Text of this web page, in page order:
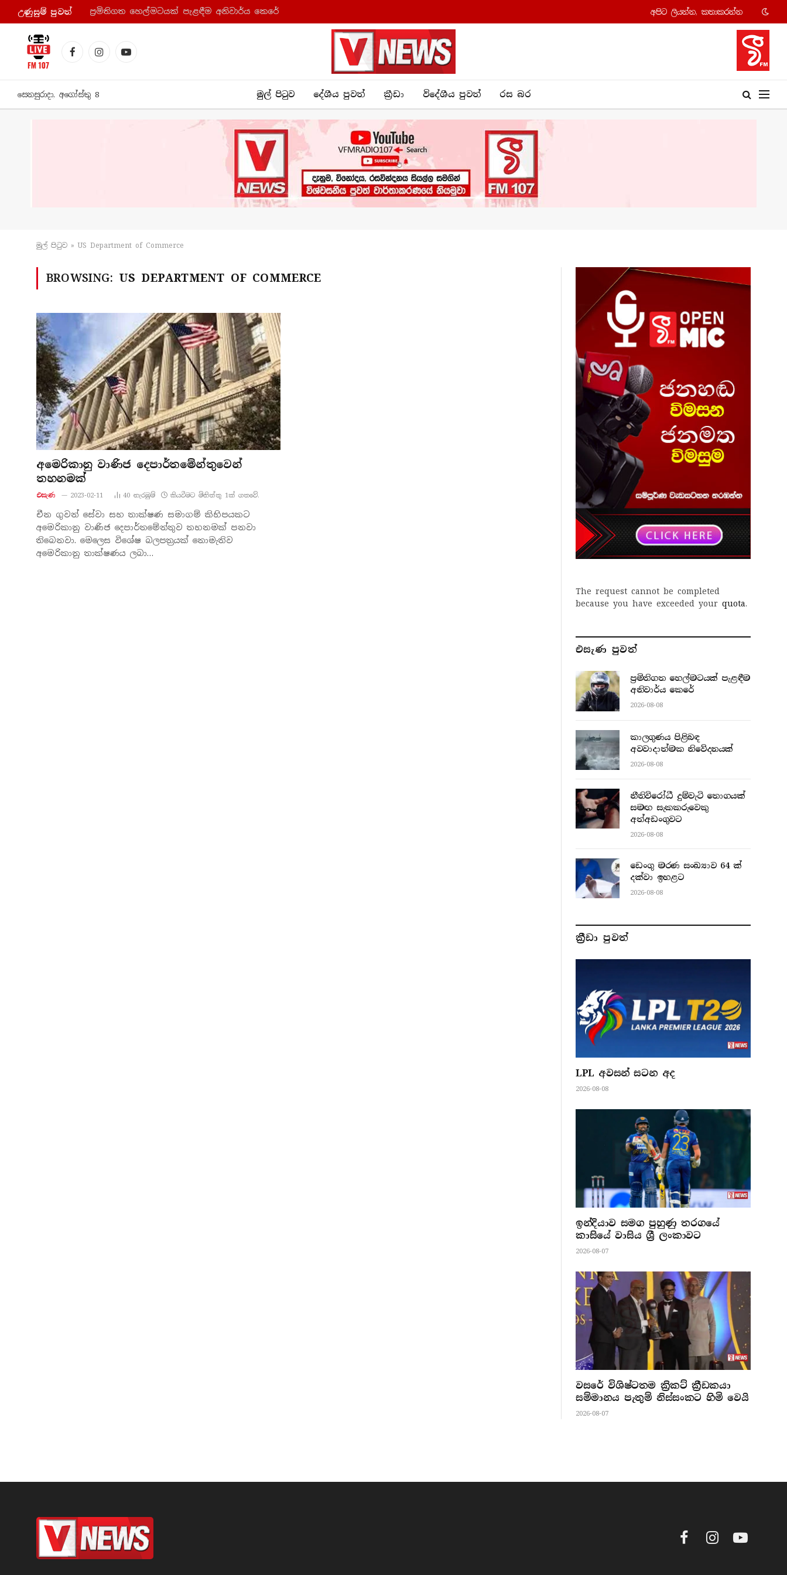
උණුසුම් පුව​ත් ප්‍රමිතිගත හෙල්මටයක් පැළඳීම අනිවාර්ය කෙරේ අපි​ට ලියන්න, කතාකරන්​න
FacebookInstagramYouTube
සෙනසුරාදා, අගෝස්තු 8 මුල් පිටුව දේශීය පුව​ත් ක්‍රී​ඩා විදේශීය පුවත් රස බ​ර
මුල් පිටු​ව » US Department of Commerce
BROWSING: US DEPARTMENT OF COMMERCE
අමෙරිකානු වාණිජ දෙපාර්තමේන්තුවෙන්
තහනමක්
එසැණ 2023-02-11 40 නැරඹු​ම් කියවීමට මිනිත්තු 1ක් ගතවේ.
චීන ගුවන් සේවා සහ තාක්ෂණ සමාගම් කිහිපයකට
අමෙරිකානු වාණිජ දෙපාර්තමේන්තුව තහනමක් පනවා
තිබෙනවා. මෙලෙස විශේෂ බලපත්‍රයක් නොමැතිව
අමෙරිකානු තාක්ෂණය ලබා…
The request cannot be completed
because you have exceeded your quota.
එසැණ පුව​ත්
ප්‍රමිතිගත හෙල්මටයක් පැළඳීම
අනිවාර්ය කෙරේ
2026-08-08
කාලගුණය පිළිබඳ
අවවාදාත්මක නිවේදනයක්
2026-08-08
නීතිවිරෝධී දුම්වැටි තොගයක්
සමඟ සැකකරුවෙකු
අත්අඩංගුවට
2026-08-08
ඩෙංගු මරණ සංඛ්‍යාව 64 ක්
දක්වා ඉහළට
2026-08-08
ක්‍රීඩා පුවත්
LPL අවසන් සටන අද
2026-08-08
ඉන්දියාව සමග පුහුණු තරගයේ
කාසියේ වාසිය ශ්‍රී ලංකාවට
2026-08-07
වසරේ විශිෂ්ටතම ක්‍රිකට් ක්‍රීඩකයා
සම්මානය පැතුම් නිස්සංකට හිමි වෙයි
2026-08-07
FacebookInstagramYouTube